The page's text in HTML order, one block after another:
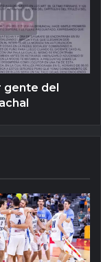
gente del